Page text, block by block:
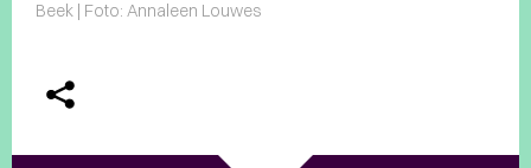
Beek | Foto: Annaleen Louwes